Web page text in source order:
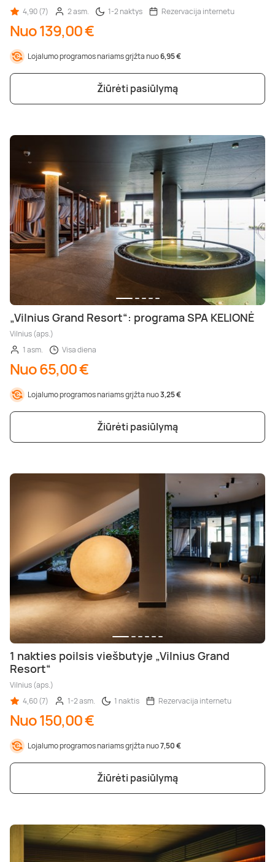
4,90 (7)
2 asm. 1-2 naktys Rezervacija internetu
Nuo 139,00 €
Lojalumo programos nariams grįžta nuo6,95 €
Žiūrėti pasiūlymą
„Vilnius Grand Resort“: programa SPA KELIONĖ
Vilnius (aps.)
1 asm.
Visa diena
Nuo 65,00 €
Lojalumo programos nariams grįžta nuo3,25 €
Žiūrėti pasiūlymą
1 nakties poilsis viešbutyje „Vilnius Grand
Resort“
Vilnius (aps.)
4,60 (7)
1-2 asm. 1 naktis Rezervacija internetu
Nuo 150,00 €
Lojalumo programos nariams grįžta nuo7,50 €
Žiūrėti pasiūlymą